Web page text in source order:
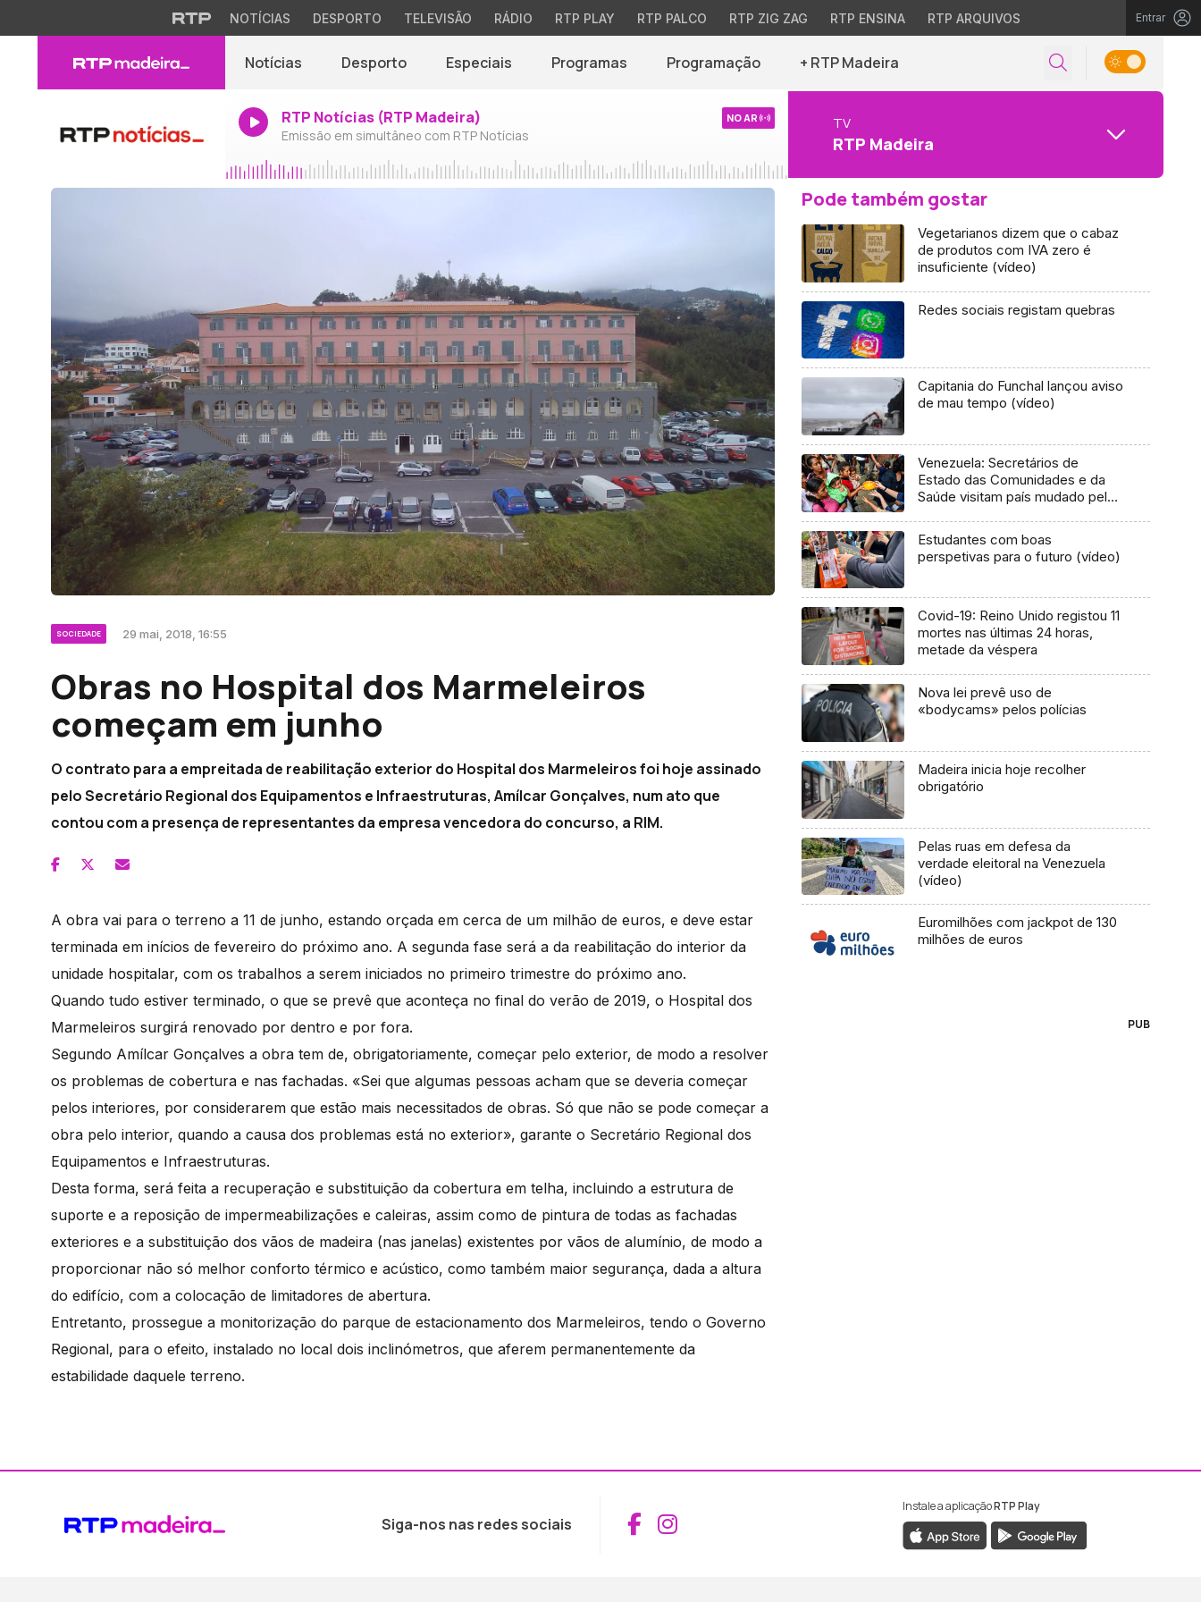
NOTÍCIAS DESPORTO TELEVISÃO RÁDIO RTP PLAY RTP PALCO RTP ZIG ZAG RTP ENSINA RTP ARQUIVOS Entrar
Notícias Desporto Especiais Programas Programação + RTP Madeira
RTP Notícias (RTP Madeira)
Emissão em simultâneo com RTP Notícias
NO AR TV
RTP Madeira
SOCIEDADE 29 mai, 2018, 16:55
Obras no Hospital dos Marmeleiros
começam em junho
O contrato para a empreitada de reabilitação exterior do Hospital dos Marmeleiros foi hoje assinado
pelo Secretário Regional dos Equipamentos e Infraestruturas, Amílcar Gonçalves, num ato que
contou com a presença de representantes da empresa vencedora do concurso, a RIM.
A obra vai para o terreno a 11 de junho, estando orçada em cerca de um milhão de euros, e deve estar
terminada em inícios de fevereiro do próximo ano. A segunda fase será a da reabilitação do interior da
unidade hospitalar, com os trabalhos a serem iniciados no primeiro trimestre do próximo ano.
Quando tudo estiver terminado, o que se prevê que aconteça no final do verão de 2019, o Hospital dos
Marmeleiros surgirá renovado por dentro e por fora.
Segundo Amílcar Gonçalves a obra tem de, obrigatoriamente, começar pelo exterior, de modo a resolver
os problemas de cobertura e nas fachadas. «Sei que algumas pessoas acham que se deveria começar
pelos interiores, por considerarem que estão mais necessitados de obras. Só que não se pode começar a
obra pelo interior, quando a causa dos problemas está no exterior», garante o Secretário Regional dos
Equipamentos e Infraestruturas.
Desta forma, será feita a recuperação e substituição da cobertura em telha, incluindo a estrutura de
suporte e a reposição de impermeabilizações e caleiras, assim como de pintura de todas as fachadas
exteriores e a substituição dos vãos de madeira (nas janelas) existentes por vãos de alumínio, de modo a
proporcionar não só melhor conforto térmico e acústico, como também maior segurança, dada a altura
do edifício, com a colocação de limitadores de abertura.
Entretanto, prossegue a monitorização do parque de estacionamento dos Marmeleiros, tendo o Governo
Regional, para o efeito, instalado no local dois inclinómetros, que aferem permanentemente da
estabilidade daquele terreno.
Pode também gostar
Vegetarianos dizem que o cabaz
de produtos com IVA zero é
insuficiente (vídeo)
Redes sociais registam quebras
Capitania do Funchal lançou aviso
de mau tempo (vídeo)
Venezuela: Secretários de
Estado das Comunidades e da
Saúde visitam país mudado pela
Estudantes com boas
perspetivas para o futuro (vídeo)
Covid-19: Reino Unido registou 11
mortes nas últimas 24 horas,
metade da véspera
Nova lei prevê uso de
«bodycams» pelos polícias
Madeira inicia hoje recolher
obrigatório
Pelas ruas em defesa da
verdade eleitoral na Venezuela
(vídeo)
Euromilhões com jackpot de 130
milhões de euros
PUB
Siga-nos nas redes sociais Aceder ao Facebook da RTP Madeira
Aceder ao Instagram da RTP Madeira
Instale a aplicaçãoRTP Play